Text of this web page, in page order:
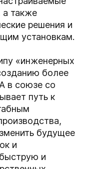
а также
решения и
установкам.
«инженерных
более
в союзе со
путь к
будущее
и
и